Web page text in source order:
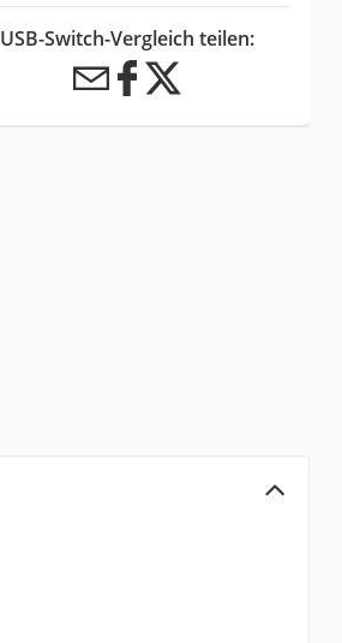
USB-Switch-Vergleich teilen: